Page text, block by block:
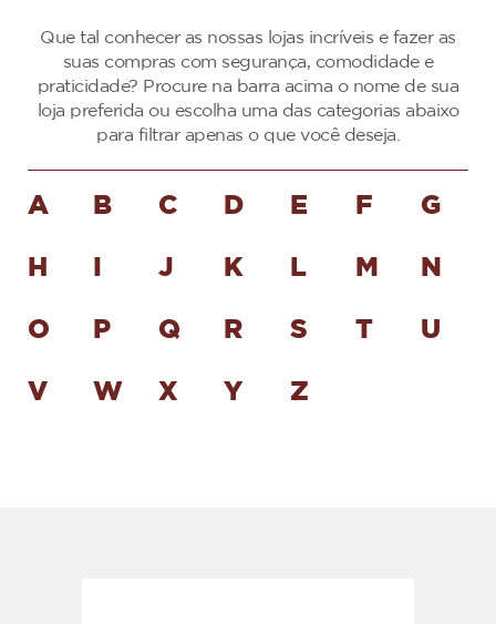
Que tal conhecer as nossas lojas incríveis e fazer as
suas compras com segurança, comodidade e
praticidade? Procure na barra acima o nome de sua
loja preferida ou escolha uma das categorias abaixo
para filtrar apenas o que você deseja.
A B C D E F G
H J K L M N
O P Q R S T U
V W X Y Z